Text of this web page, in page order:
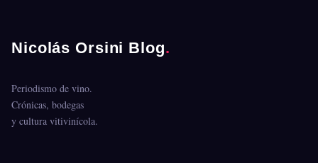
Nicolás Orsini Blog.
Periodismo de vino.
Crónicas, bodegas
y cultura vitivinícola.